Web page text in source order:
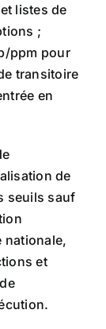
listes de
;
ppm pour
transitoire
en
de
seuils sauf
nationale,
et